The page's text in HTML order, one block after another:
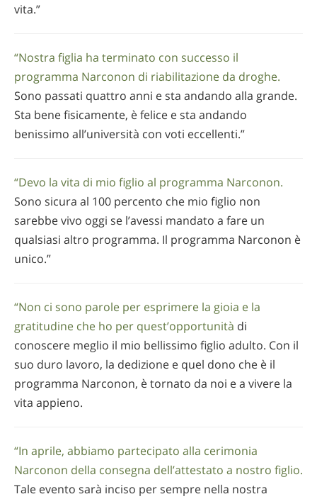
vita.”
“Nostra figlia ha terminato con successo il
programma Narconon di riabilitazione da droghe.
Sono passati quattro anni e sta andando alla grande.
Sta bene fisicamente, è felice e sta andando
benissimo all’università con voti eccellenti.”
“Devo la vita di mio figlio al programma Narconon.
Sono sicura al 100 percento che mio figlio non
sarebbe vivo oggi se l’avessi mandato a fare un
qualsiasi altro programma. Il programma Narconon è
unico.”
“Non ci sono parole per esprimere la gioia e la
gratitudine che ho per quest’opportunità di
conoscere meglio il mio bellissimo figlio adulto. Con il
suo duro lavoro, la dedizione e quel dono che è il
programma Narconon, è tornato da noi e a vivere la
vita appieno.
“In aprile, abbiamo partecipato alla cerimonia
Narconon della consegna dell’attestato a nostro figlio.
Tale evento sarà inciso per sempre nella nostra